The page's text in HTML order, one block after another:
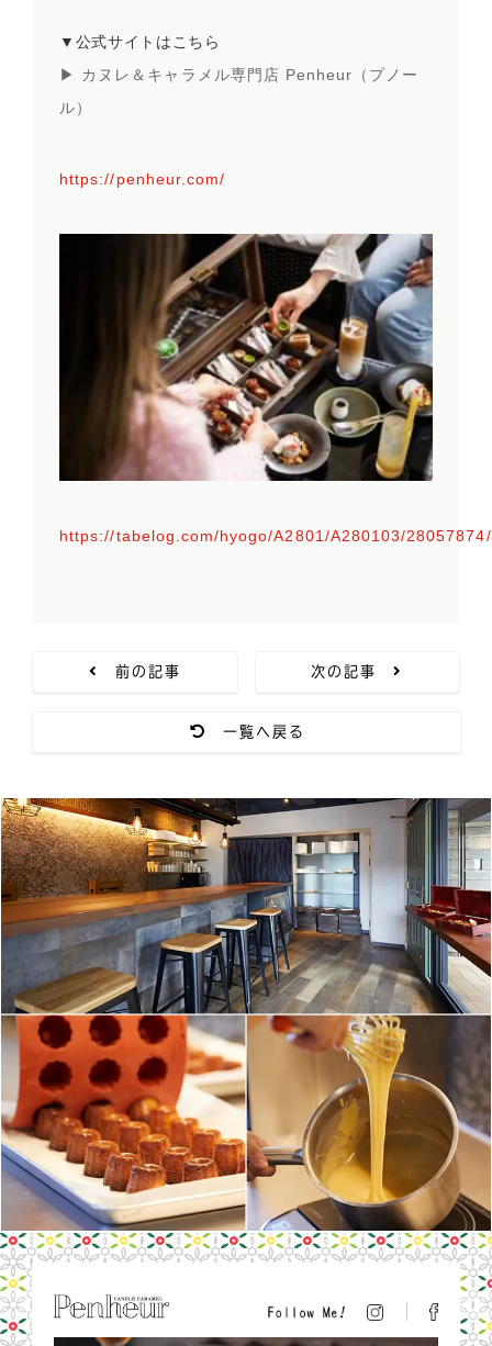
▼公式サイトはこちら
▶︎ カヌレ＆キャラメル専門店 Penheur（プノー
ル）
https://penheur.com/
https://tabelog.com/hyogo/A2801/A280103/28057874/
前の記事
一覧へ戻る
次の記事